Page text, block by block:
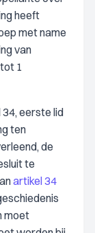
heeft
met name
van
1
eerste lid
ten
de
te
artikel 34
moet